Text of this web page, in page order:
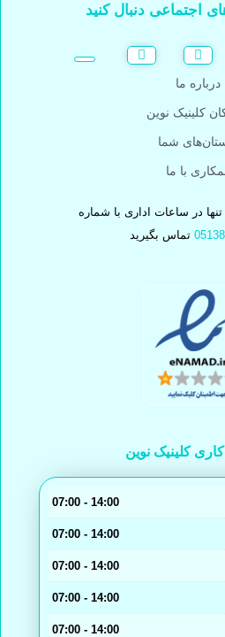
اجتماعی دنبال کنید
درباره ما
کلینیک نوین
شما
با ما
در ساعات اداری با شماره
تماس بگیرید
کلینیک نوین
14:00 - 07:00
14:00 - 07:00
14:00 - 07:00
14:00 - 07:00
14:00 - 07:00